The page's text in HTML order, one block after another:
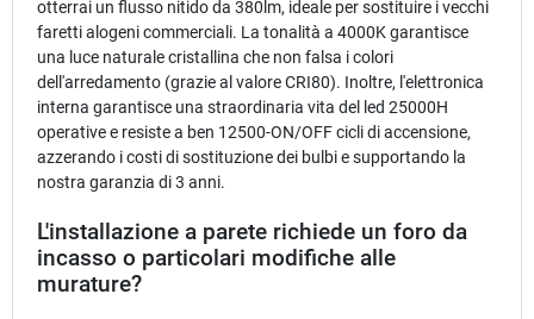
otterrai un flusso nitido da 380lm, ideale per sostituire i vecchi
faretti alogeni commerciali. La tonalità a 4000K garantisce
una luce naturale cristallina che non falsa i colori
dell'arredamento (grazie al valore CRI80). Inoltre, l'elettronica
interna garantisce una straordinaria vita del led 25000H
operative e resiste a ben 12500-ON/OFF cicli di accensione,
azzerando i costi di sostituzione dei bulbi e supportando la
nostra garanzia di 3 anni.
L'installazione a parete richiede un foro da
incasso o particolari modifiche alle
murature?